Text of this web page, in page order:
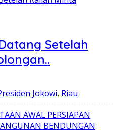
Setelah
Jokowi, Riau